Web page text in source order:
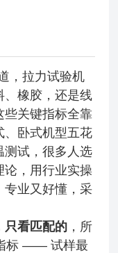
，拉力试验机
、橡胶，还是线
些关键指标全靠
、卧式机型五花
测试，很多人选
论，用行业实操
专业又好懂，采
只看匹配的 ，所
标 —— 试样最